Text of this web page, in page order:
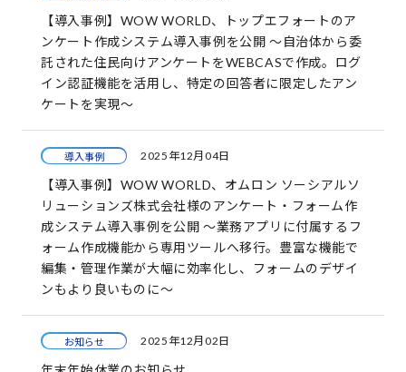
【導入事例】WOW WORLD、トップエフォートのア
ンケート作成システム導入事例を公開 ～自治体から委
託された住民向けアンケートをWEBCASで作成。ログ
イン認証機能を活用し、特定の回答者に限定したアン
ケートを実現～
導入事例 2025年12月04日
【導入事例】WOW WORLD、オムロン ソーシアルソ
リューションズ株式会社様のアンケート・フォーム作
成システム導入事例を公開 ～業務アプリに付属するフ
ォーム作成機能から専用ツールへ移行。豊富な機能で
編集・管理作業が大幅に効率化し、フォームのデザイ
ンもより良いものに～
お知らせ 2025年12月02日